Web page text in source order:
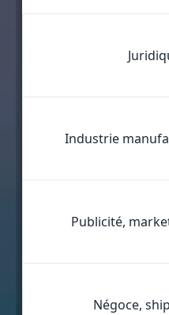
Industrie
Publicité,
Négoce,